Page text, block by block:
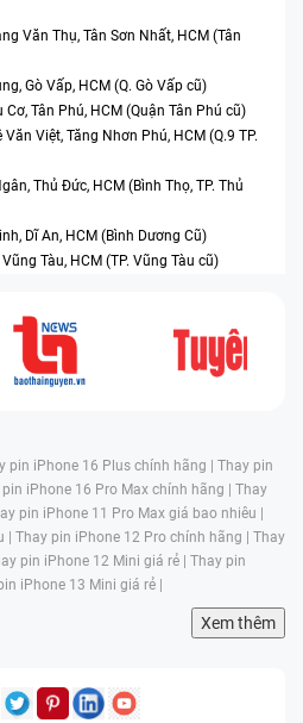
Văn Thụ, Tân Sơn Nhất, HCM (Tân
Gò Vấp, HCM (Q. Gò Vấp cũ)
Cơ, Tân Phú, HCM (Quận Tân Phú cũ)
Văn Việt, Tăng Nhơn Phú, HCM (Q.9 TP.
Thủ Đức, HCM (Bình Thọ, TP. Thủ
Dĩ An, HCM (Bình Dương Cũ)
Tàu, HCM (TP. Vũng Tàu cũ)
pin iPhone 16 Plus chính hãng | Thay pin
iPhone 16 Pro Max chính hãng | Thay
pin iPhone 11 Pro Max giá bao nhiêu |
| Thay pin iPhone 12 Pro chính hãng | Thay
pin iPhone 12 Mini giá rẻ | Thay pin
iPhone 13 Mini giá rẻ |
Xem thêm